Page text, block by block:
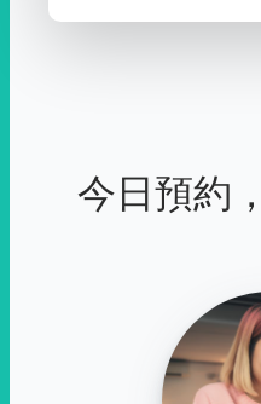
今日預約